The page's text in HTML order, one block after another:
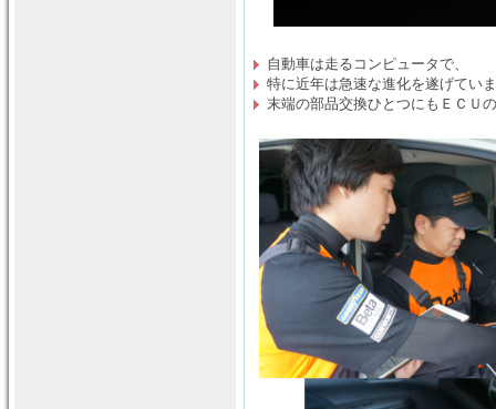
自動車は走るコンピュータで、
特に近年は急速な進化を遂げてい
末端の部品交換ひとつにもＥＣＵ